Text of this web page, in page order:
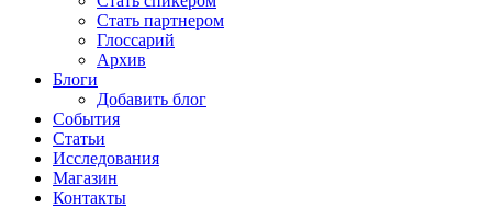
Стать партнером
Глоссарий
Архив
Блоги
Добавить блог
События
Статьи
Исследования
Магазин
Контакты